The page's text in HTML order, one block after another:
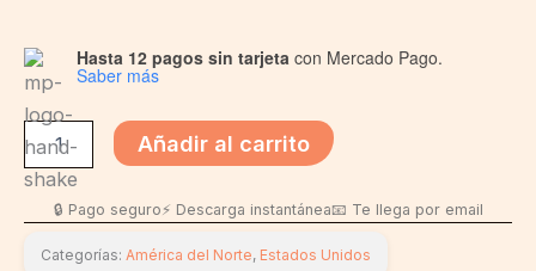
Hasta 12 pagos sin tarjeta con Mercado Pago.
Saber más
Añadir al carrito
🔒 Pago seguro ⚡ Descarga instantánea📧 Te llega por email
Categorías: América del Norte, Estados Unidos